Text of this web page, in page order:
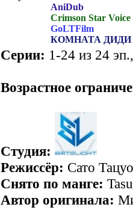
AniDub
Crimson Star Voice
GoLTFilm
КОМНАТА ДИДИ
Серии: 1-24 из 24
Возрастное
Студия:
Режиссёр: Сато Тацуо
Снято по манге:
Автор оригинала: